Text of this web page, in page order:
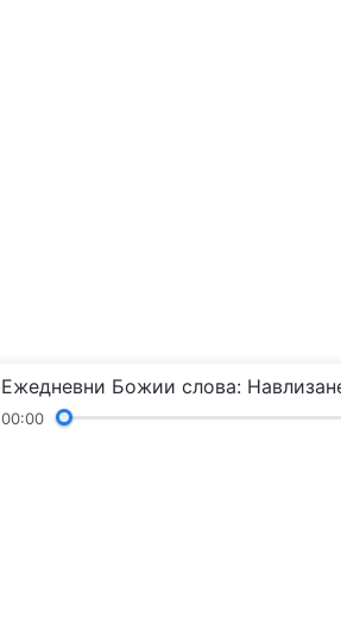
Ежедневни Божии слова:
00:00